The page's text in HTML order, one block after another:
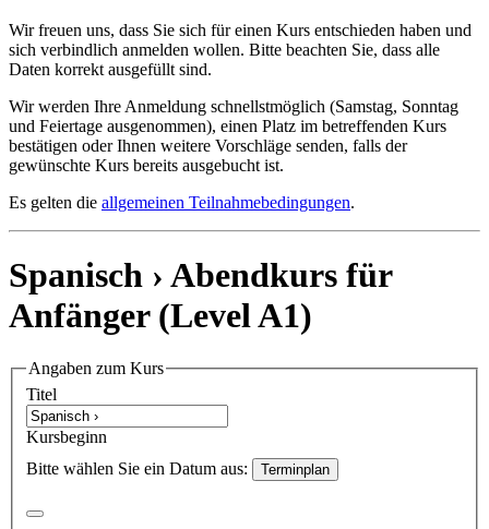
Wir freuen uns, dass Sie sich für einen Kurs entschieden haben und
sich verbindlich anmelden wollen. Bitte beachten Sie, dass alle
Daten korrekt ausgefüllt sind.
Wir werden Ihre Anmeldung schnellstmöglich (Samstag, Sonntag
und Feiertage ausgenommen), einen Platz im betreffenden Kurs
bestätigen oder Ihnen weitere Vorschläge senden, falls der
gewünschte Kurs bereits ausgebucht ist.
Es gelten die allgemeinen Teilnahmebedingungen.
Spanisch › Abendkurs für
Anfänger (Level A1)
Angaben zum Kurs
Titel
Kursbeginn
Bitte wählen Sie ein Datum aus:
Terminplan